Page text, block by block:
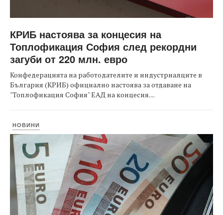
КРИБ настоява за концесия на
Топлофикация София след рекордни
загуби от 220 млн. евро
Конфедерацията на работодателите и индустриалците в
България (КРИБ) официално настоява за отдаване на
"Топлофикация София" ЕАД на концесия....
НОВИНИ